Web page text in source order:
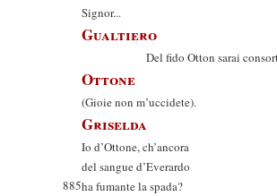
Signor...
Gualtiero
Del fido Otton sarai
Ottone
(Gioie non m’uccidete).
Griselda
Io d’Ottone, ch’ancora
del sangue d’Everardo
885ha fumante la spada?